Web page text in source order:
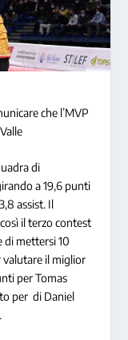
che l’MVP
di
a 19,6 punti
assist. Il
il terzo contest
di mettersi 10
valutare il miglior
per Tomas
per di Daniel